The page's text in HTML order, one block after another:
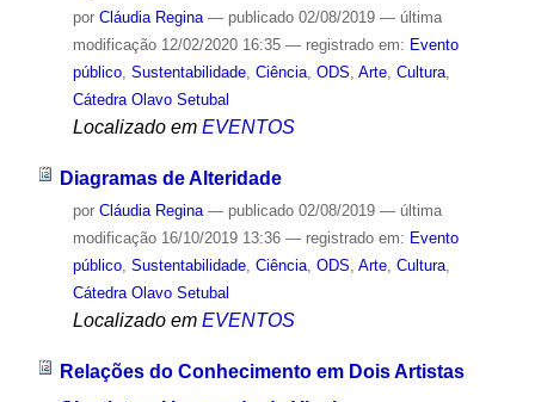
por Cláudia Regina — publicado02/08/2019 — última
modificação12/02/2020 16:35 — registrado em: Evento
público, Sustentabilidade, Ciência, ODS, Arte, Cultura,
Cátedra Olavo Setubal
Localizado em EVENTOS
Diagramas de Alteridade
por Cláudia Regina — publicado02/08/2019 — última
modificação16/10/2019 13:36 — registrado em: Evento
público, Sustentabilidade, Ciência, ODS Arte, Cultura,
Cátedra Olavo Setubal
Localizado em EVENTOS
Relações do Conhecimento em Dois Artistas